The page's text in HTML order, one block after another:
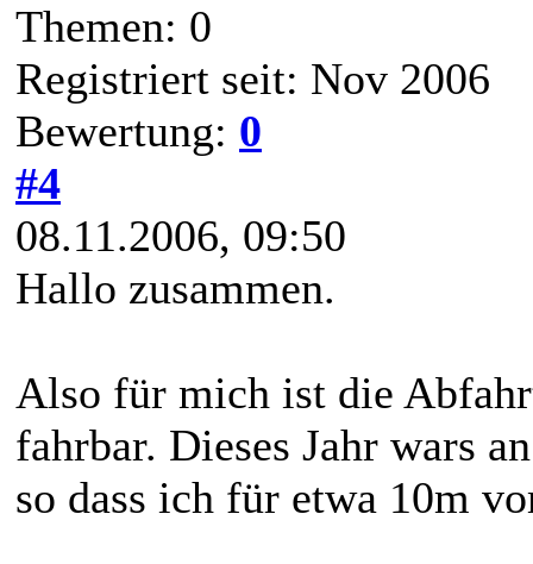
Themen: 0
Registriert seit: Nov 2006
Bewertung: 0
#4
08.11.2006, 09:50
Hallo zusammen.
Also für mich ist die
fahrbar. Dieses Jahr wars
so dass ich für etwa 10m